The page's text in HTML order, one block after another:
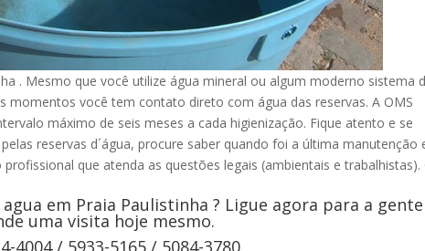
. Mesmo que você utilize água mineral ou algum moderno sistema
momentos você tem contato direto com água das reservas. A OMS
máximo de seis meses a cada higienização. Fique atento e se
reservas d´água, procure saber quando foi a última manutenção
que atenda as questões legais (ambientais e trabalhistas).
em Praia Paulistinha ? Ligue agora para a
uma visita hoje mesmo.
4004 / 5933-5165 / 5084-3780